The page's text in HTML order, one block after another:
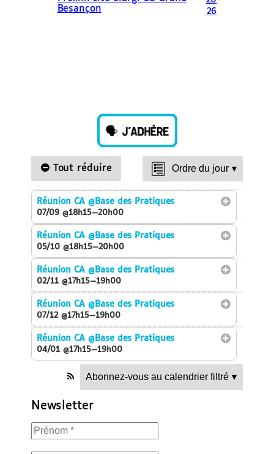
Besançon
26
Tout réduire Ordre du jour ▾
Réunion CA@Base des Pratiques
07/09 @18h15—20h00
Réunion CA@Base des Pratiques
05/10 @18h15—20h00
Réunion CA@Base des Pratiques
02/11 @17h15—19h00
Réunion CA@Base des Pratiques
07/12 @17h15—19h00
Réunion CA@Base des Pratiques
04/01 @17h15—19h00
Abonnez-vous au calendrier filtré ▾
Newsletter